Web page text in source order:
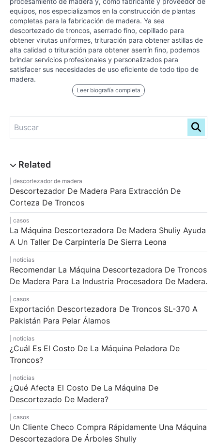
equipos, nos especializamos en la construcción de plantas
completas para la fabricación de madera. Ya sea
descortezado de troncos, aserrado fino, cepillado para
obtener virutas uniformes, trituración para obtener astillas de
alta calidad o trituración para obtener aserrín fino, podemos
brindar servicios profesionales y personalizados para
satisfacer sus necesidades de uso eficiente de todo tipo de
madera.
Leer biografía completa
descortezador de madera
Descortezador De Madera Para Extracción De
Corteza De Troncos
casos
La Máquina Descortezadora De Madera Shuliy Ayuda
A Un Taller De Carpintería De Sierra Leona
noticias
Recomendar La Máquina Descortezadora De Troncos
De Madera Para La Industria Procesadora De Madera.
casos
Exportación Descortezadora De Troncos SL-370 A
Pakistán Para Pelar Álamos
noticias
¿Cuál Es El Costo De La Máquina Peladora De
Troncos?
noticias
¿Qué Afecta El Costo De La Máquina De
Descortezado De Madera?
casos
Un Cliente Checo Compra Rápidamente Una Máquina
Descortezadora De Árboles Shuliy